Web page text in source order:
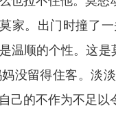
家。出门时撞了
温顺的个性。这
没留得住客。淡
己的不作为不足